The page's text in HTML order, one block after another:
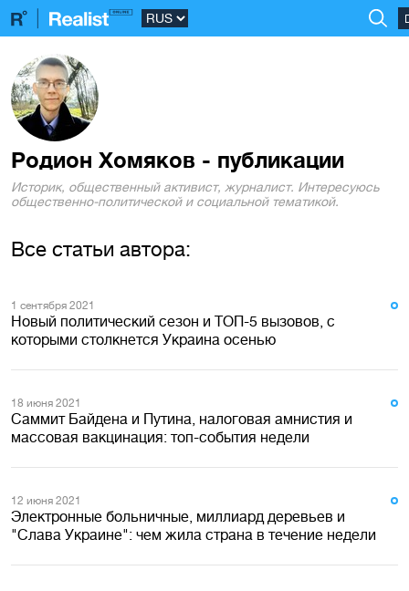
Родион Хомяков - публикации
Историк, общественный активист, журналист. Интересуюсь
общественно-политической и социальной тематикой.
Все статьи автора:
1 сентября 2021
Новый политический сезон и ТОП-5 вызовов, с
которыми столкнется Украина осенью
18 июня 2021
Саммит Байдена и Путина, налоговая амнистия и
массовая вакцинация: топ-события недели
12 июня 2021
Электронные больничные, миллиард деревьев и
"Слава Украине": чем жила страна в течение недели